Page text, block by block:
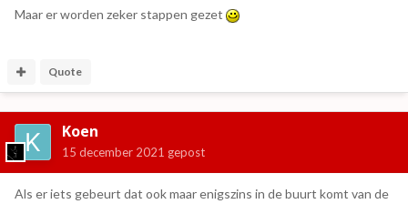
Maar er worden zeker stappen gezet
Quote
Koen
15 december 2021 gepost
Als er iets gebeurt dat ook maar enigszins in de buurt komt van de